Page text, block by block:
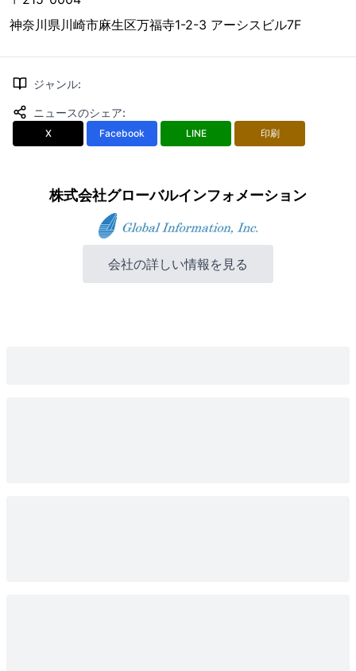
神奈川県川崎市麻生区万福寺1-2-3 アーシスビル7F
ジャンル:
ニュースのシェア:
X Facebook LINE 印刷
株式会社グローバルインフォメーション
会社の詳しい情報を見る